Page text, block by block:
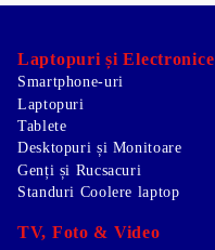
Laptopuri și Electronice
Smartphone-uri
Laptopuri
Tablete
Desktopuri și Monitoare
Genți și Rucsacuri
Standuri Coolere laptop
TV, Foto & Video